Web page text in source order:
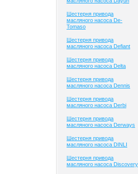
Шестерня привода
масляного насоса De-
Tomaso
Шестерня привода
масляного насоса Defiant
Шестерня привода
масляного насоса Delta
Шестерня привода
масляного насоса Dennis
Шестерня привода
масляного насоса Derbi
Шестерня привода
масляного насоса Derways
Шестерня привода
масляного насоса DINLI
Шестерня привода
масляного насоса Discovery